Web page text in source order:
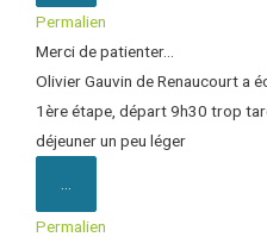
Permalien
Merci de patienter...
Olivier Gauvin deRenaucourta
1ère étape, départ 9h30 trop
déjeuner un peu léger
Permalien